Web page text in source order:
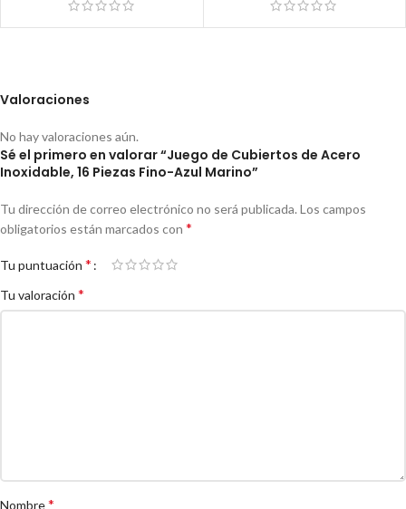
Valoraciones
No hay valoraciones aún.
Sé el primero en valorar “Juego de Cubiertos de Acero
Inoxidable, 16 Piezas Fino-Azul Marino”
Tu dirección de correo electrónico no será publicada. Los campos
obligatorios están marcados con *
Tu puntuación *
Tu valoración *
Nombre*